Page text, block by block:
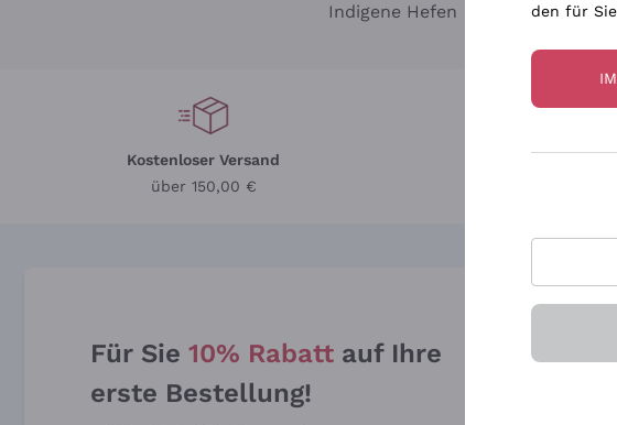
Indigene Hefen
Kostenloser Versand
über 150,00 €
Für Sie 10% Rabatt auf Ihre
erste Bestellung!
Die
den für